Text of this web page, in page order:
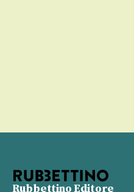
Rubbettino Editore